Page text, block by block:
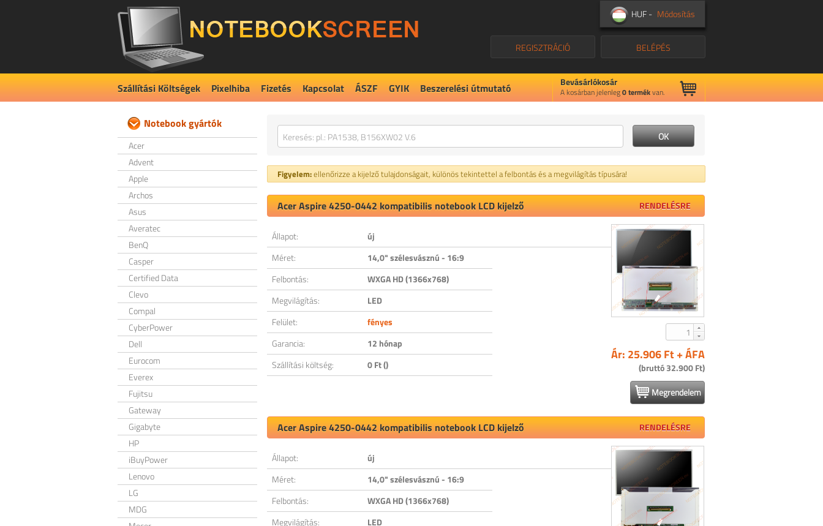
HUF - Módosítás
BELÉPÉS
REGISZTRÁCIÓ
Szállítási Költségek Pixelhiba Fizetés Kapcsolat ÁSZF GYIK Beszerelési útmutató Bevásárlókosár
A kosárban jelenleg0termékvan.
Notebook gyártók
Acer
Advent
Apple
Archos
Asus
Averatec
BenQ
Casper
Certified Data
Clevo
Compal
CyberPower
Dell
Eurocom
Everex
Fujitsu
Gateway
Gigabyte
HP
iBuyPower
Lenovo
LG
MDG
Figyelem:ellenőrizze a kijelző tulajdonságait, különös tekintettel a felbontás és a megvilágítás típusára!
Acer Aspire 4250-0442 kompatibilis notebook LCD kijelző RENDELÉSRE
Állapot:
új
Méret:
14,0" szélesvásznú - 16:9
Felbontás:
WXGA HD (1366x768)
Megvilágítás:
LED
Felület:
fényes
Garancia:
12 hónap
Szállítási költség:
0 Ft ()
Ár: 25.906 Ft + ÁFA
(bruttó 32.900 Ft)
Megrendelem
Acer Aspire 4250-0442 kompatibilis notebook LCD kijelző RENDELÉSRE
Állapot:
új
Méret:
14,0" szélesvásznú - 16:9
Felbontás:
WXGA HD (1366x768)
Megvilágítás:
LED